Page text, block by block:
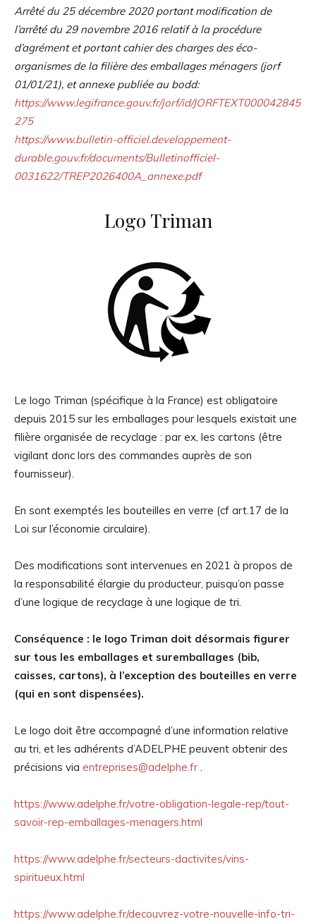
Arrêté du 25 décembre 2020 portant modification de
l’arrêté du 29 novembre 2016 relatif à la procédure
d’agrément et portant cahier des charges des éco-
organismes de la filière des emballages ménagers (jorf
01/01/21), et annexe publiée au bodd:
https://www.legifrance.gouv.fr/jorf/id/JORFTEXT000042845
275
https://www.bulletin-officiel.developpement-
durable.gouv.fr/documents/Bulletinofficiel-
0031622/TREP2026400A_annexe.pdf
Logo Triman
Le logo Triman (spécifique à la France) est obligatoire
depuis 2015 sur les emballages pour lesquels existait une
filière organisée de recyclage : par ex, les cartons (être
vigilant donc lors des commandes auprès de son
fournisseur).
En sont exemptés les bouteilles en verre (cf art.17 de la
Loi sur l’économie circulaire).
Des modifications sont intervenues en 2021 à propos de
la responsabilité élargie du producteur, puisqu’on passe
d’une logique de recyclage à une logique de tri.
Conséquence : le logo Triman doit désormais figurer
sur tous les emballages et suremballages (bib,
caisses, cartons), à l’exception des bouteilles en verre
(qui en sont dispensées).
Le logo doit être accompagné d’une information relative
au tri, et les adhérents d’ADELPHE peuvent obtenir des
précisions via entreprises@adelphe.fr
https://www.adelphe.fr/votre-obligation-legale-rep/tout-
savoir-rep-emballages-menagers.html
https://www.adelphe.fr/secteurs-dactivites/vins-
spiritueux.html
https://www.adelphe.fr/decouvrez-votre-nouvelle-info-tri-